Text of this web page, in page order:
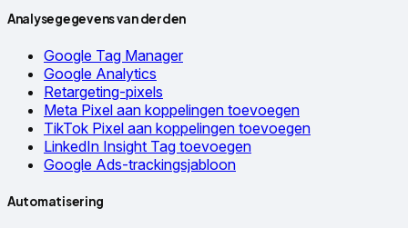
Analysegegevens van derden
Google Tag Manager
Google Analytics
Retargeting-pixels
Meta Pixel aan koppelingen toevoegen
TikTok Pixel aan koppelingen toevoegen
LinkedIn Insight Tag toevoegen
Google Ads-trackingsjabloon
Automatisering